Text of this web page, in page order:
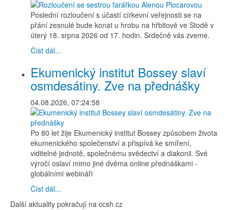
Poslední rozloučení s účastí církevní veřejnosti se na
přání zesnulé bude konat u hrobu na hřbitově ve Stodě v
úterý 18. srpna 2026 od 17. hodin. Srdečně vás zveme.
Číst dál...
Ekumenický institut Bossey slaví
osmdesátiny. Zve na přednášky
04.08.2026, 07:24:58
Po 80 let žije Ekumenický institut Bossey způsobem života
ekumenického společenství a přispívá ke smíření,
viditelné jednotě, společnému svědectví a diakonii. Své
výročí oslaví mimo jiné dvěma online přednáškami -
globálními webináři
Číst dál...
Další aktuality pokračují na ccsh.cz